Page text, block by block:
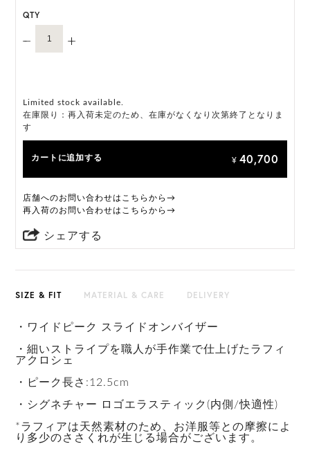
QTY
Limited stock available.
在庫限り：再入荷未定のため、在庫がなくなり次第終了となりま
す
カートに追加する ¥ 40,700
店舗へのお問い合わせはこちらから→
再入荷のお問い合わせはこちらから→
シェアする
SIZE & FIT MATERIAL & CARE DELIVERY
・ワイドピーク スライドオンバイザー
・細いストライプを職人が手作業で仕上げたラフィ
アクロシェ
・ピーク長さ:12.5cm
・シグネチャー ロゴエラスティック(内側/快適性)
*ラフィアは天然素材のため、お洋服等との摩擦によ
り多少のささくれが生じる場合がございます。